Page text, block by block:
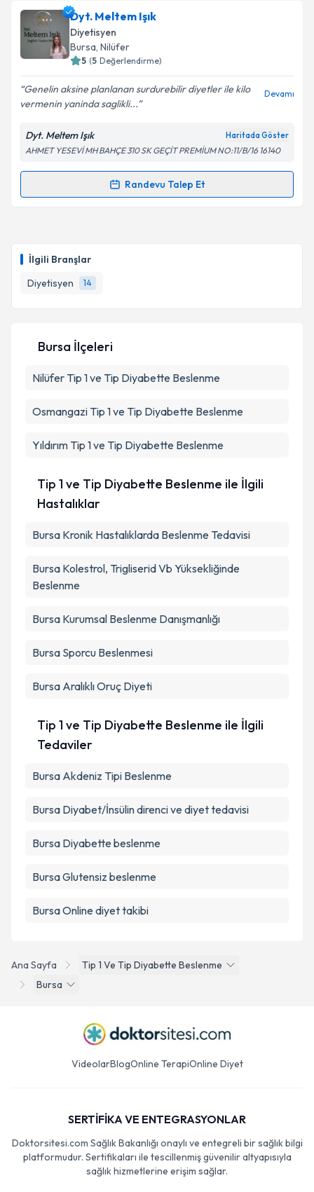
İlgili Branşlar
Diyetisyen
14
Dyt. Hilal Yılmaziçin randevu takvimi talebi
oluşturun. Size bu uzmandan randevu almanız için bir
takvim hazırlandığında e-posta ile bilgilendireceğiz.
Kişisel verilerimin işlenmesine ilişkin
Aydınlatma
Metni'ni okudum ve kişisel verilerimin belirtilen
kapsamda işlenmesini kabul ediyorum.
Dyt. Meltem Işık
Diyetisyen
Bursa, Nilüfer
5 (5 Değerlendirme)
Genelin aksine planlanan surdurebilir diyetler ile kilo
vermenin yaninda saglikli...
Devamı
Dyt. Meltem Işık Haritada Göster
AHMET YESEVİ MH BAHÇE 310 SK GEÇİT PREMİUM NO:11/B/16 16140
Randevu Talep Et
Randevu Takvimi Talebi
hazırlandığında e-posta ile bilgilendireceğiz.
E-posta Adresiniz
Metni'ni okudum ve kişisel verilerimin belirtilen
Ana Sayfa
Tip 1 Ve Tip Diyabette Beslenme
Bursa
Bursa İlçeleri
Nilüfer Tip 1 ve Tip Diyabette Beslenme
Osmangazi Tip 1 ve Tip Diyabette Beslenme
Yıldırım Tip 1 ve Tip Diyabette Beslenme
Tip 1 ve Tip Diyabette Beslenme ile İlgili
Hastalıklar
Bursa Kronik Hastalıklarda Beslenme Tedavisi
Bursa Kolestrol, Trigliserid Vb Yüksekliğinde
Beslenme
Bursa Kurumsal Beslenme Danışmanlığı
Bursa Sporcu Beslenmesi
Bursa Aralıklı Oruç Diyeti
Tip 1 ve Tip Diyabette Beslenme ile İlgili
Tedaviler
Bursa Akdeniz Tipi Beslenme
Bursa Diyabet/İnsülin direnci ve diyet tedavisi
Bursa Diyabette beslenme
Bursa Glutensiz beslenme
Bursa Online diyet takibi
VideolarBlogOnline TerapiOnline Diyet
SERTİFİKA VE ENTEGRASYONLAR
Doktorsitesi.com Sağlık Bakanlığı onaylı ve entegreli bir sağlık bilgi
platformudur. Sertifikaları ile tescillenmiş güvenilir altyapısıyla
sağlık hizmetlerine erişim sağlar.